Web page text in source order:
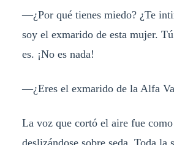
—¿Por qué tienes miedo? ¿Te
soy el exmarido de esta mujer.
es. ¡No es nada!
—¿Eres el exmarido de la Alfa
La voz que cortó el aire fue
deslizándose sobre seda. Toda la